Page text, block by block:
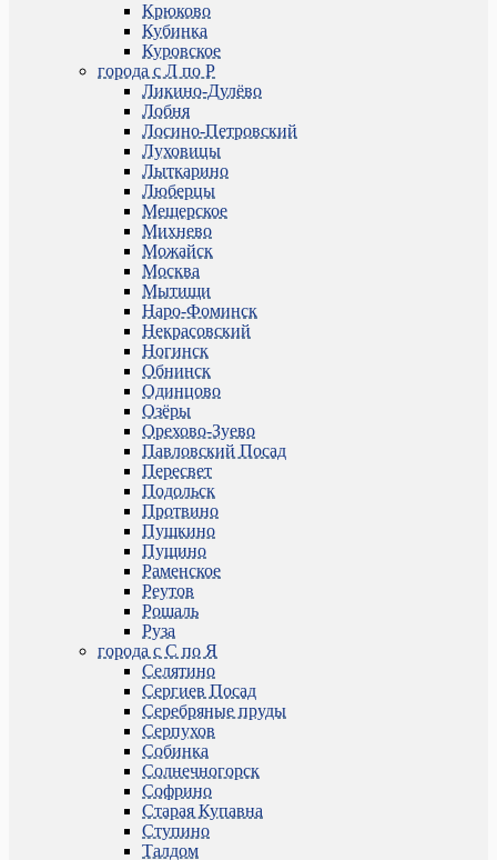
Крюково
Кубинка
Куровское
города с Л по Р
Ликино-Дулёво
Лобня
Лосино-Петровский
Луховицы
Лыткарино
Люберцы
Мещерское
Михнево
Можайск
Москва
Мытищи
Наро-Фоминск
Некрасовский
Ногинск
Обнинск
Одинцово
Озёры
Орехово-Зуево
Павловский Посад
Пересвет
Подольск
Протвино
Пушкино
Пущино
Раменское
Реутов
Рошаль
Руза
города с С по Я
Селятино
Сергиев Посад
Серебряные пруды
Серпухов
Собинка
Солнечногорск
Софрино
Старая Купавна
Ступино
Талдом